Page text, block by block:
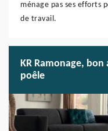
ménage pas ses efforts
de travail.
KR Ramonage,
poêle